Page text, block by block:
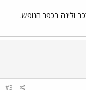
ולינה בכפר הנופש.
#3